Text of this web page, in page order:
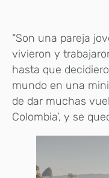
“Son una pareja
vivieron y
hasta que
mundo en una
de dar muchas
Colombia’, y se